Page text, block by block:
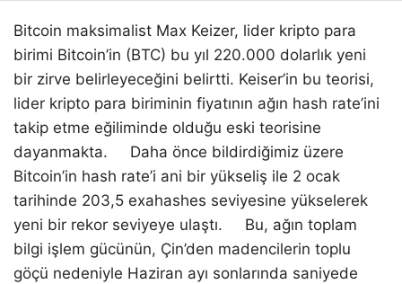
Bitcoin maksimalist Max Keizer, lider kripto para
birimi Bitcoin’in (BTC) bu yıl 220.000 dolarlık yeni
bir zirve belirleyeceğini belirtti. Keiser’in bu teorisi,
lider kripto para biriminin fiyatının ağın hash rate’ini
takip etme eğiliminde olduğu eski teorisine
dayanmakta. Daha önce bildirdiğimiz üzere
Bitcoin’in hash rate’i ani bir yükseliş ile 2 ocak
tarihinde 203,5 exahashes seviyesine yükselerek
yeni bir rekor seviyeye ulaştı. Bu, ağın toplam
bilgi işlem gücünün, Çin’den madencilerin toplu
göçü nedeniyle Haziran ayı sonlarında saniyede